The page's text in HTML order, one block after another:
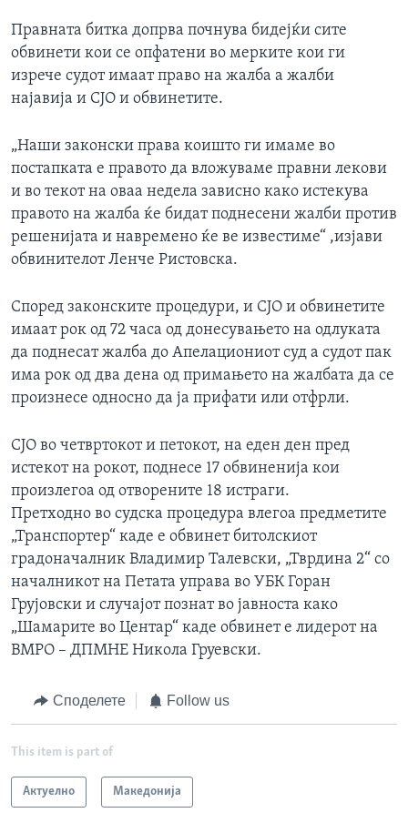
Правната битка допрва почнува бидејќи сите
обвинети кои се опфатени во мерките кои ги
изрече судот имаат право на жалба а жалби
најавија и СЈО и обвинетите.
„Наши законски права коишто ги имаме во
постапката е правото да вложуваме правни лекови
и во текот на оваа недела зависно како истекува
правото на жалба ќе бидат поднесени жалби против
решенијата и навремено ќе ве известиме“ ,изјави
обвинителот Ленче Ристовска.
Според законските процедури, и СЈО и обвинетите
имаат рок од 72 часа од донесувањето на одлуката
да поднесат жалба до Апелациониот суд а судот пак
има рок од два дена од примањето на жалбата да се
произнесе односно да ја прифати или отфрли.
СЈО во четвртокот и петокот, на еден ден пред
истекот на рокот, поднесе 17 обвиненија кои
произлегоа од отворените 18 истраги.
Претходно во судска процедура влегоа предметите
„Транспортер“ каде е обвинет битолскиот
градоначалник Владимир Талевски, „Тврдина 2“ со
началникот на Петата управа во УБК Горан
Грујовски и случајот познат во јавноста како
„Шамарите во Центар“ каде обвинет е лидерот на
ВМРО – ДПМНЕ Никола Груевски.
Споделете Follow us
This item is part of
Актуелно Македонија